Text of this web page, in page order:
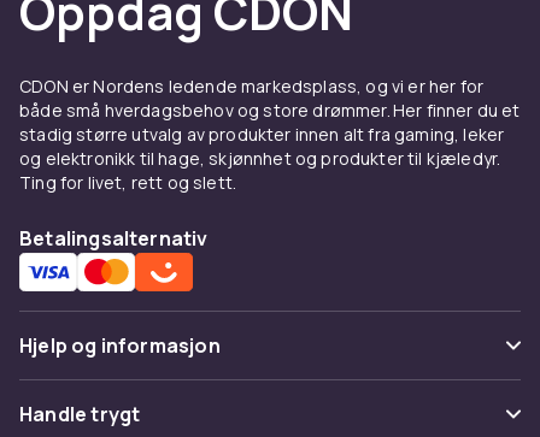
CDON er Nordens ledende markedsplass, og vi er her for
både små hverdagsbehov og store drømmer. Her finner du et
stadig større utvalg av produkter innen alt fra gaming, leker
og elektronikk til hage, skjønnhet og produkter til kjæledyr.
Ting for livet, rett og slett.
Betalingsalternativ
Hjelp og informasjon
Vanlige spørsmål
Handle trygt